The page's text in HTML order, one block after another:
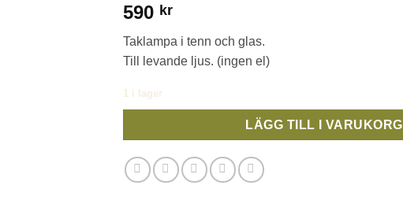
590 kr
Taklampa i tenn och glas.
Till levande ljus. (ingen el)
1 i lager
LÄGG TILL I VARUKORG